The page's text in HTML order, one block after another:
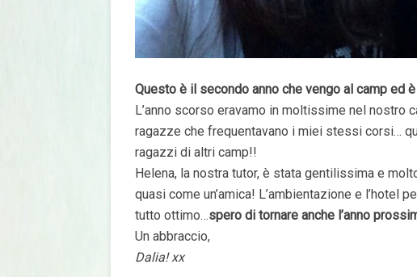
Questo è il secondo anno che vengo al camp ed
L’anno scorso eravamo in moltissime nel nostro
ragazze che frequentavano i miei stessi corsi…
ragazzi di altri camp!!
Helena, la nostra tutor, è stata gentilissima e
quasi come un’amica! L’ambientazione e l’hotel
tutto ottimo…spero di tornare anche l’anno
Un abbraccio,
Dalia! xx